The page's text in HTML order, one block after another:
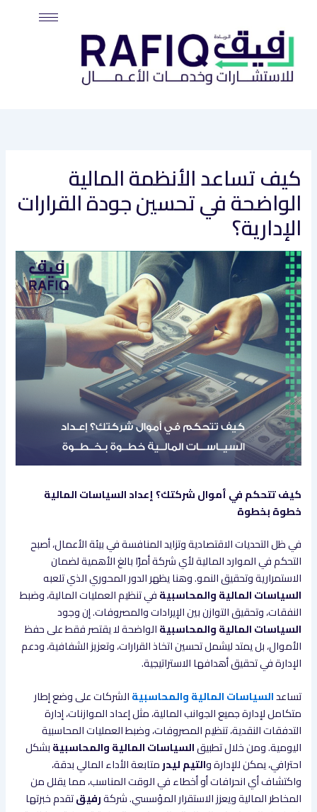
المحتوى
كيف تساعد الأنظمة المالية
الواضحة في تحسين جودة القرارات
الإدارية؟
كيف تتحكم في أموال شركتك؟ إعداد السياسات المالية
خطوة بخطوة
في ظل التحديات الاقتصادية وتزايد المنافسة في بيئة الأعمال، أصبح
التحكم في الموارد المالية لأي شركة أمرًا بالغ الأهمية لضمان
الاستمرارية وتحقيق النمو. وهنا يظهر الدور المحوري الذي تلعبه
السياسات المالية والمحاسبيةفي تنظيم العمليات المالية، وضبط
النفقات، وتحقيق التوازن بين الإيرادات والمصروفات. إن وجود
السياسات المالية والمحاسبيةالواضحة لا يقتصر فقط على حفظ
الأموال، بل يمتد ليشمل تحسين اتخاذ القرارات، وتعزيز الشفافية، ودعم
الإدارة في تحقيق أهدافها الاستراتيجية.
تساعدالسياسات المالية والمحاسبيةالشركات على وضع إطار
متكامل لإدارة جميع الجوانب المالية، مثل إعداد الموازنات، إدارة
التدفقات النقدية، تنظيم المصروفات، وضبط العمليات المحاسبية
اليومية. ومن خلال تطبيقالسياسات المالية والمحاسبيةبشكل
احترافي، يمكن للإدارة والتيم ليدرمتابعة الأداء المالي بدقة،
واكتشاف أي انحرافات أو أخطاء في الوقت المناسب، مما يقلل من
المخاطر المالية ويعزز الاستقرار المؤسسي. شركةرفيقتقدم خبرتها